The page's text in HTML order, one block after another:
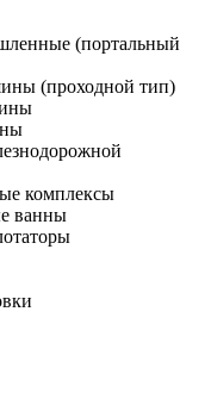
(портальный
(проходной тип)
комплексы
ванны